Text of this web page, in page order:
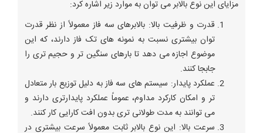
مزایای این نوع بالابر می‌ توان به موارد زیر اشاره کرد:
قدرت و ظرفیت بالا: بالابرهای سه فاز معمولاً از نظر قدرت
توان بیشتری نسبت به نمونه‌ های تک فاز دارند، که این
موضوع اجازه می ‌دهد تا بارهای سنگین ‌تر و حجیم ‌تری را
جابجا کنند.
عملکرد پایدار: سیستم‌ های سه فاز به دلیل توزیع بار متعادل‌
تر و امکان کارکرد مداوم، عموماً عملکرد پایدارتری دارند و
می ‌توانند به مدت طولانی‌ تری بدون افت کارایی کار کنند.
سرعت بالا: این نوع بالابر ثابت معمولاً سرعت بیشتری در